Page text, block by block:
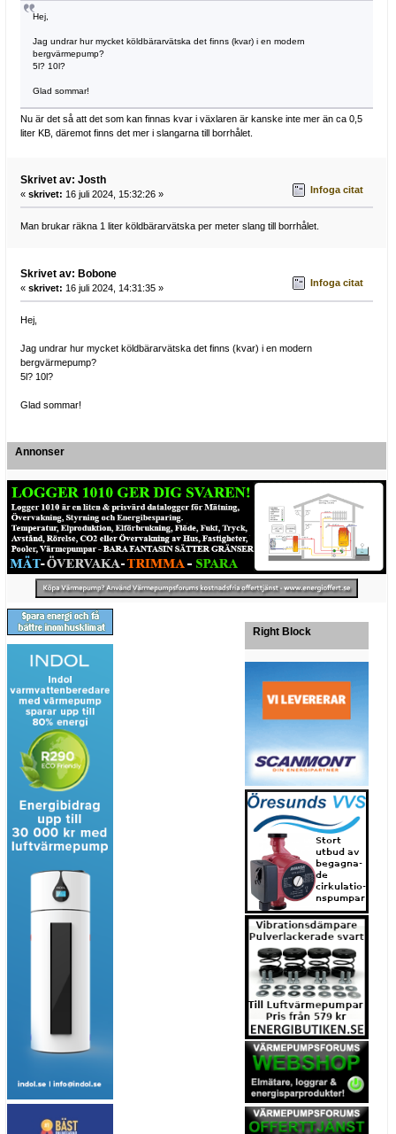
Hej,
Jag undrar hur mycket köldbärarvätska det finns (kvar) i en modern
bergvärmepump?
5l? 10l?
Glad sommar!
Nu är det så att det som kan finnas kvar i växlaren är kanske inte mer än ca 0,5
liter KB, däremot finns det mer i slangarna till borrhålet.
Skrivet av: Josth
« skrivet: 16 juli 2024, 15:32:26 » Infoga citat
Man brukar räkna 1 liter köldbärarvätska per meter slang till borrhålet.
Skrivet av: Bobone
« skrivet: 16 juli 2024, 14:31:35 » Infoga citat
Hej,
Jag undrar hur mycket köldbärarvätska det finns (kvar) i en modern
bergvärmepump?
5l? 10l?
Glad sommar!
Annonser
Right Block